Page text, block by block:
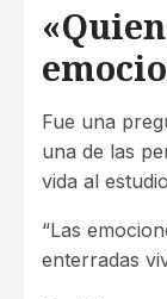
Fue una
una de las
vida al
“Las
enterradas